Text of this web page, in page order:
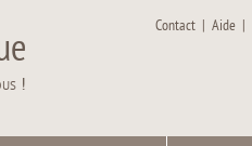
!
Contact |Aide |